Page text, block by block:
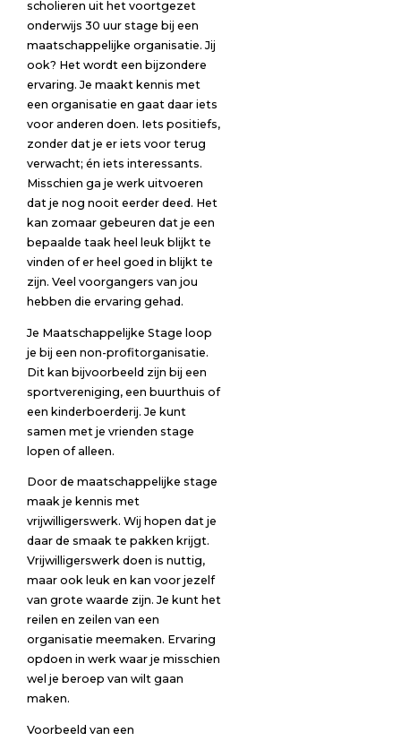
scholieren uit het voortgezet
onderwijs 30 uur stage bij een
maatschappelijke organisatie. Jij
ook? Het wordt een bijzondere
ervaring. Je maakt kennis met
een organisatie en gaat daar iets
voor anderen doen. Iets positiefs,
zonder dat je er iets voor terug
verwacht; én iets interessants.
Misschien ga je werk uitvoeren
dat je nog nooit eerder deed. Het
kan zomaar gebeuren dat je een
bepaalde taak heel leuk blijkt te
vinden of er heel goed in blijkt te
zijn. Veel voorgangers van jou
hebben die ervaring gehad.
Je Maatschappelijke Stage loop
je bij een non-profitorganisatie.
Dit kan bijvoorbeeld zijn bij een
sportvereniging, een buurthuis of
een kinderboerderij. Je kunt
samen met je vrienden stage
lopen of alleen.
Door de maatschappelijke stage
maak je kennis met
vrijwilligerswerk. Wij hopen dat je
daar de smaak te pakken krijgt.
Vrijwilligerswerk doen is nuttig,
maar ook leuk en kan voor jezelf
van grote waarde zijn. Je kunt het
reilen en zeilen van een
organisatie meemaken. Ervaring
opdoen in werk waar je misschien
wel je beroep van wilt gaan
maken.
Voorbeeld van een